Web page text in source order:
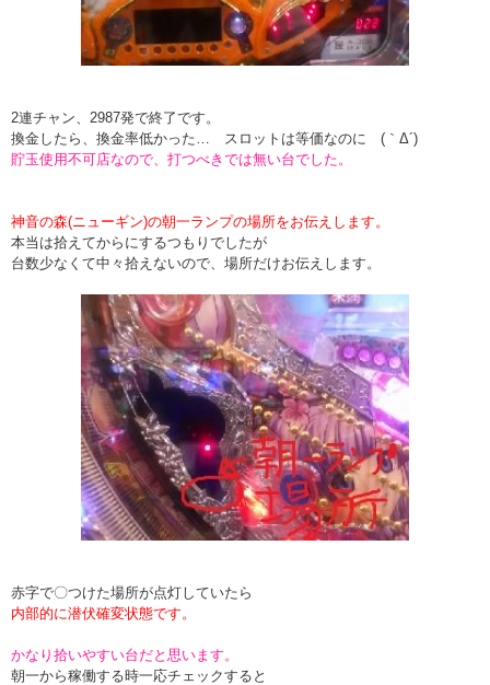
2連チャン、2987発で終了です。
換金したら、換金率低かった… スロットは等価なのに (｀Δ´)
貯玉使用不可店なので、打つべきでは無い台でした。
神音の森(ニューギン)の朝一ランプの場所をお伝えします。
本当は拾えてからにするつもりでしたが
台数少なくて中々拾えないので、場所だけお伝えします。
赤字で〇つけた場所が点灯していたら
内部的に潜伏確変状態です。
かなり拾いやすい台だと思います。
朝一から稼働する時一応チェックすると